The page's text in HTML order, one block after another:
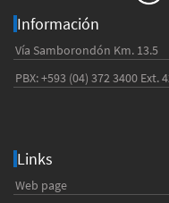
Información
Vía Samborondón Km. 13.5
PBX: +593 (04) 372 3400 Ext.
Links
Web page